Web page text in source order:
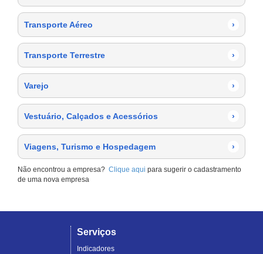
Transporte Aéreo ›
Transporte Terrestre ›
Varejo ›
Vestuário, Calçados e Acessórios ›
Viagens, Turismo e Hospedagem ›
Não encontrou a empresa? Clique aqui para sugerir o cadastramento
de uma nova empresa
Serviços
Indicadores